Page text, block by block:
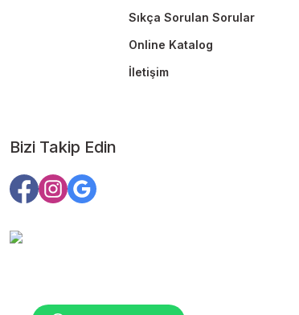
Sıkça Sorulan Sorular
Online Katalog
İletişim
Bizi Takip Edin